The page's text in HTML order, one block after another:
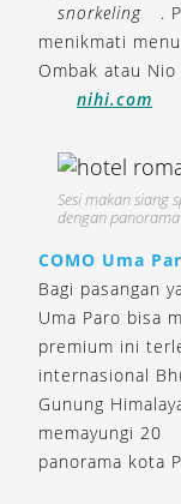
snorkeling
.
menikmati
Ombak atau
nihi.com
Sesi makan siang
dengan
COMO Uma
Bagi pasangan
Uma Paro bisa
premium ini
internasional
Gunung
memayungi 20
panorama kota